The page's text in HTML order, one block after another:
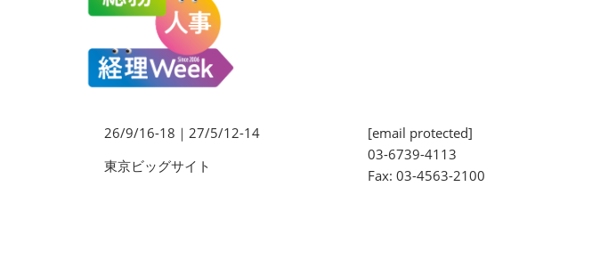
【9月】展示会概要
26/9/16-18｜27/5/12-14
東京ビッグサイト
[email protected]
03-6739-4113
Fax: 03-4563-2100